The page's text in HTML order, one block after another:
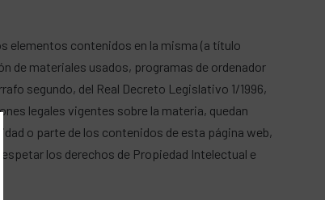
elementos contenidos en la misma (a título
de materiales usados, programas de ordenador
segundo, del Real Decreto Legislativo 1/1996,
legales vigentes sobre la materia, quedan
o parte de los contenidos de esta página web,
los derechos de Propiedad Intelectual e